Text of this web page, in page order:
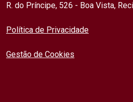
R. do Príncipe, 526 - Boa Vista,
Política de Privacidade
Gestão de Cookies